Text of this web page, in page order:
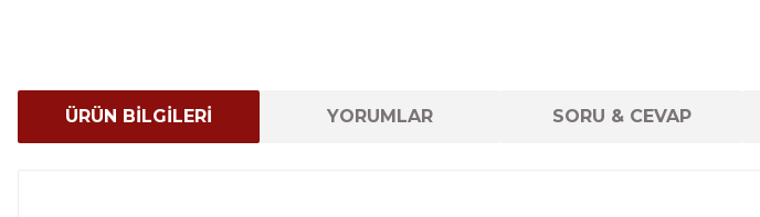
ÜRÜN BİLGİLERİ YORUMLAR SORU & CEVAP